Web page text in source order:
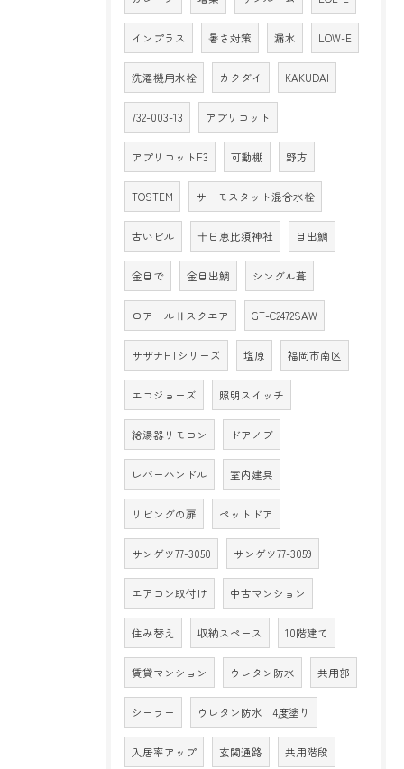
インプラス 暑さ対策 漏水 LOW-E
洗濯機用水栓 カクダイ KAKUDAI
732-003-13 アプリコット
アプリコットF3 可動棚 野方
TOSTEM サーモスタット混合水栓
古いビル 十日恵比須神社 目出鯛
金目で 金目出鯛 シングル葺
ロアールⅡスクエア GT-C2472SAW
サザナHTシリーズ 塩原 福岡市南区
エコジョーズ 照明スイッチ
給湯器リモコン ドアノブ
レバーハンドル 室内建具
リビングの扉 ペットドア
サンゲツ77-3050 サンゲツ77-3059
エアコン取付け 中古マンション
住み替え 収納スペース 10階建て
賃貸マンション ウレタン防水 共用部
シーラー ウレタン防水 4度塗り
入居率アップ 玄関通路 共用階段